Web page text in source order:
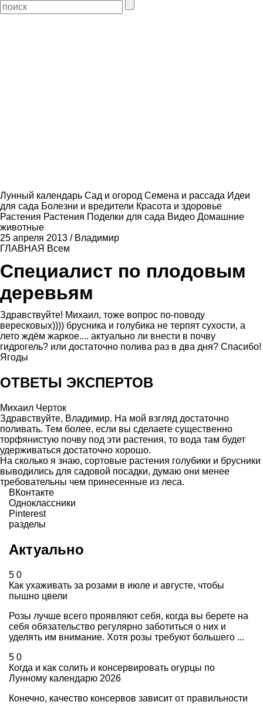
Лунный календарь Сад и огород Семена и рассада Идеи
для сада Болезни и вредители Красота и здоровье
Растения Растения Поделки для сада Видео Домашние
животные
25 апреля 2013 / Владимир
ГЛАВНАЯ Всем
Специалист по плодовым
деревьям
Здравствуйте! Михаил, тоже вопрос по-поводу
вересковых)))) брусника и голубика не терпят сухости, а
лето ждём жаркое.... актуально ли внести в почву
гидрогель? или достаточно полива раз в два дня? Спасибо!
Ягоды
ОТВЕТЫ ЭКСПЕРТОВ
Михаил Черток
Здравствуйте, Владимир. На мой взгляд достаточно
поливать. Тем более, если вы сделаете существенно
торфянистую почву под эти растения, то вода там будет
удерживаться достаточно хорошо.
На сколько я знаю, сортовые растения голубики и брусники
выводились для садовой посадки, думаю они менее
требовательны чем принесенные из леса.
ВКонтакте
Одноклассники
Pinterest
разделы
Актуально
5 0
Как ухаживать за розами в июле и августе, чтобы
пышно цвели
Розы лучше всего проявляют себя, когда вы берете на
себя обязательство регулярно заботиться о них и
уделять им внимание. Хотя розы требуют большего ...
5 0
Когда и как солить и консервировать огурцы по
Лунному календарю 2026
Конечно, качество консервов зависит от правильности